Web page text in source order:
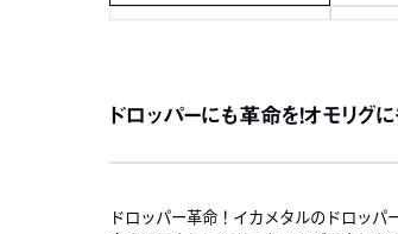
ドロッパーにも革命を！オモリグ
ドロッパー革命！イカメタルのドロッパ